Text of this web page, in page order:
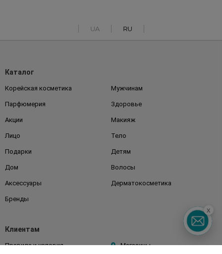
UA RU
Каталог
Корейская косметика Мужчинам
Парфюмерия Здоровье
Акции Макияж
Лицо Тело
Подарки Детям
Дом Волосы
Аксессуары Дерматокосметика
Бренды
Клиентам
Правила и условия Магазины
x